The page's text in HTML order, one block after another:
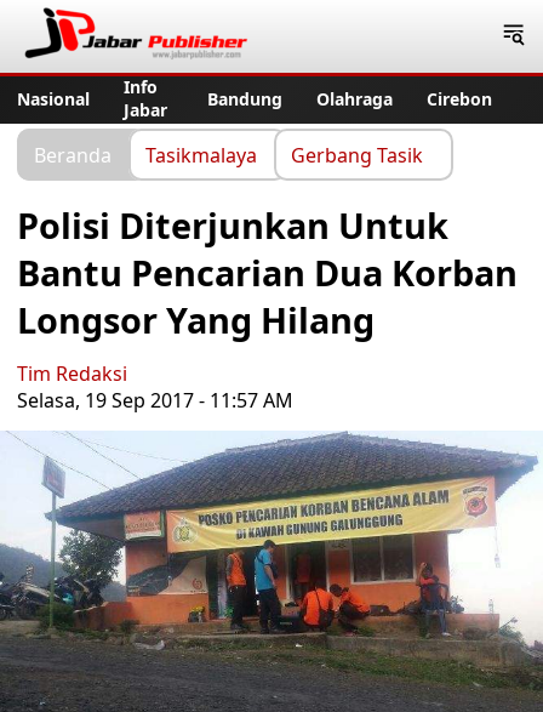
Nasional
Info
Jabar
Bandung Olahraga Cirebon
Beranda Tasikmalaya Gerbang Tasik
Polisi Diterjunkan Untuk
Bantu Pencarian Dua Korban
Longsor Yang Hilang
Tim Redaksi
Selasa, 19 Sep 2017 - 11:57 AM